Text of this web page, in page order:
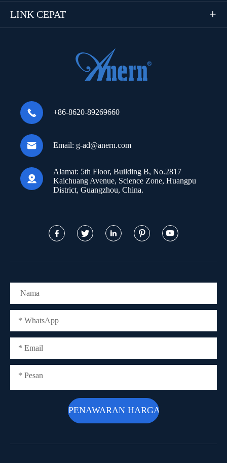
LINK CEPAT 
 +86-8620-89269660
 Email: g-ad@anern.com

Alamat: 5th Floor, Building B, No.2817
Kaichuang Avenue, Science Zone, Huangpu
District, Guangzhou, China.
    